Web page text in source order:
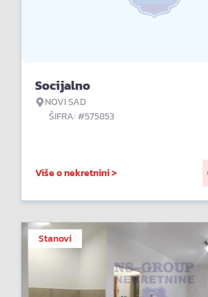
Socijalno
NOVI SAD
ŠIFRA: #575853
Više o nekretnini >
Stanovi